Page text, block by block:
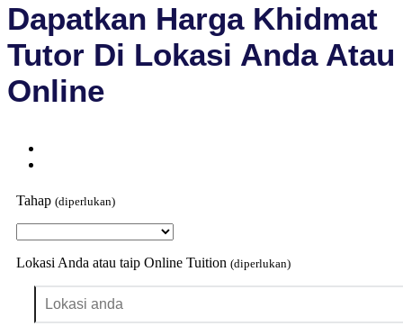
Dapatkan Harga Khidmat
Tutor Di Lokasi Anda Atau
Online
Tahap (diperlukan)
Lokasi Anda atau taip Online Tuition (diperlukan)